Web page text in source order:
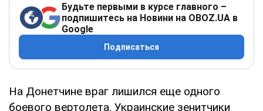
Будьте первыми в курсе главного –
подпишитесь на Новини на OBOZ.UA в
Google
Подписаться
На Донетчине враг лишился еще одного
боевого вертолета. Украинские зенитчики